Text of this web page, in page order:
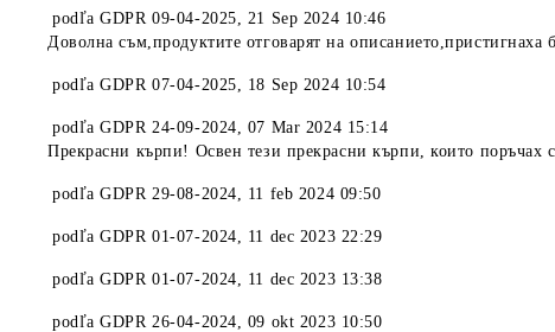
podľaGDPR 09-04-2025, 21 Sep 2024 10:46
Доволна съм,продуктите отговарят на
podľaGDPR 07-04-2025, 18 Sep 2024 10:54
podľaGDPR 24-09-2024, 07 Mar 2024 15:14
Прекрасни кърпи! Освен тези прекрасни кърпи, които
podľaGDPR 29-08-2024, 11 feb 2024 09:50
podľaGDPR 01-07-2024, 11 dec 2023 22:29
podľaGDPR 01-07-2024, 11 dec 2023 13:38
podľaGDPR 26-04-2024, 09 okt 2023 10:50